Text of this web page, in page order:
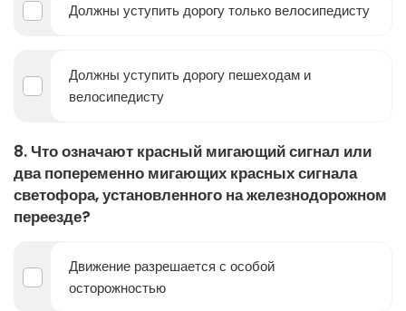
Должны уступить дорогу только велосипедисту
Должны уступить дорогу пешеходам и
велосипедисту
8. Что означают красный мигающий сигнал или
два попеременно мигающих красных сигнала
светофора, установленного на железнодорожном
переезде?
Движение разрешается с особой
осторожностью